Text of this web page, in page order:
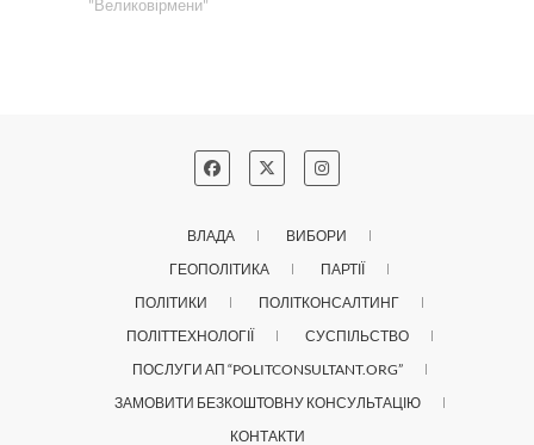
"Великовірмени"
ВЛАДА
ВИБОРИ
ГЕОПОЛІТИКА
ПАРТІЇ
ПОЛІТИКИ
ПОЛІТКОНСАЛТИНГ
ПОЛІТТЕХНОЛОГІЇ
СУСПІЛЬСТВО
ПОСЛУГИ АП “POLITCONSULTANT.ORG”
ЗАМОВИТИ БЕЗКОШТОВНУ КОНСУЛЬТАЦІЮ
КОНТАКТИ